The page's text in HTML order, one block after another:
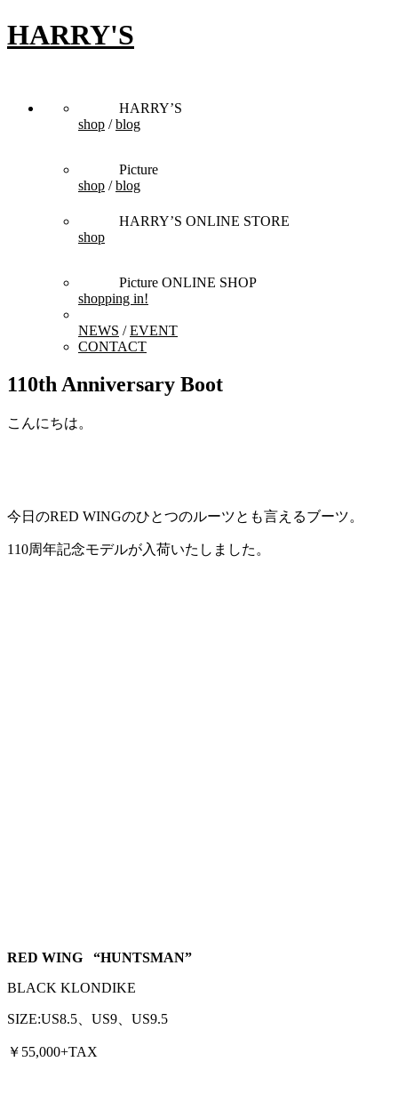
HARRY'S
HARRY’S
shop /blog
Picture
shop /blog
HARRY’S ONLINE STORE
shop
Picture ONLINE SHOP
shopping in!
NEWS /EVENT
CONTACT
110th Anniversary Boot
こんにちは。
今日のRED WINGのひとつのルーツとも言えるブーツ。
110周年記念モデルが入荷いたしました。
RED WING “HUNTSMAN”
BLACK KLONDIKE
SIZE:US8.5、US9、US9.5
￥55,000+TAX